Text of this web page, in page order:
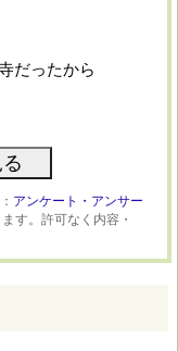
だったから
アンケート・アンサー
す。許可なく内容・